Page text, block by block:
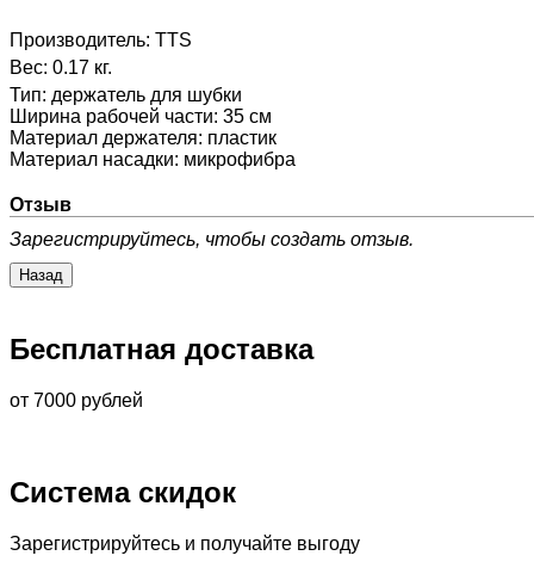
Производитель: TTS
Вес: 0.17 кг.
Тип: держатель для шубки
Ширина рабочей части: 35 см
Материал держателя: пластик
Материал насадки: микрофибра
Отзыв
Зарегистрируйтесь, чтобы создать отзыв.
Бесплатная доставка
от 7000 рублей
Система скидок
Зарегистрируйтесь и получайте выгоду